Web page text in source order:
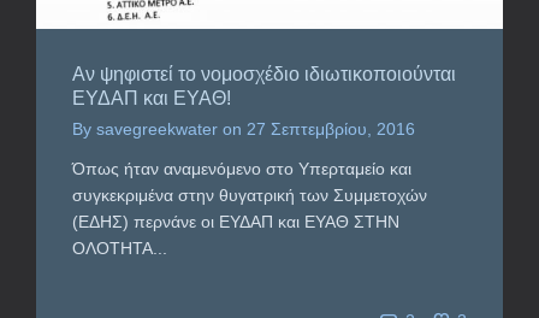
Αν ψηφιστεί το νομοσχέδιο ιδιωτικοποιούνται
ΕΥΔΑΠ και ΕΥΑΘ!
By savegreekwater on 27 Σεπτεμβρίου, 2016
Όπως ήταν αναμενόμενο στο Υπερταμείο και
συγκεκριμένα στην θυγατρική των Συμμετοχών
(ΕΔΗΣ) περνάνε οι ΕΥΔΑΠ και ΕΥΑΘ ΣΤΗΝ
ΟΛΟΤΗΤΑ...